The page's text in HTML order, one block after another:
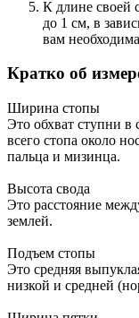
К длине своей
до 1 см, в
вам
Кратко об
Ширина стопы
Это обхват ступни
всего стопа около
пальца и мизинца.
Высота свода
Это расстояние
землей.
Подъем стопы
Это средняя
низкой и средней